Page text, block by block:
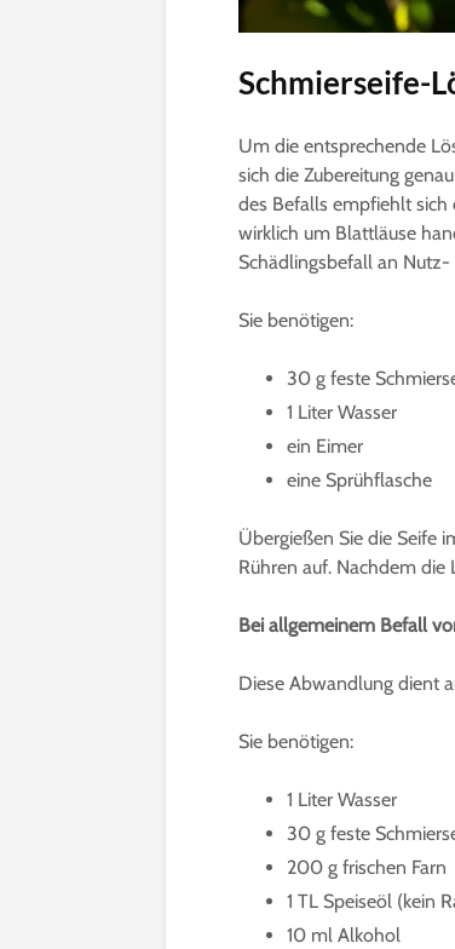
Schmierseife-
Um die entsprechende
sich die Zubereitung
des Befalls empfiehlt sich
wirklich um Blattläuse
Schädlingsbefall an
Sie benötigen:
30 g feste
1 Liter Wasser
ein Eimer
eine Sprühflasche
Übergießen Sie die Seife
Rühren auf. Nachdem die
Bei allgemeinem Befall
Diese Abwandlung dient
Sie benötigen:
1 Liter Wasser
30 g feste
200 g frischen Farn
1 TL Speiseöl (kein
10 ml Alkohol